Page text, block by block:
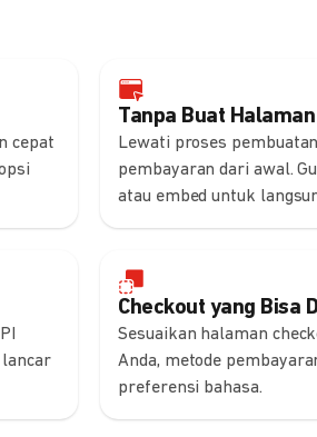
cepat
Tanpa Buat
Lewati proses
pembayaran dari awal.
atau embed untuk
Checkout yang Bisa
Sesuaikan halaman
Anda, metode
preferensi bahasa.